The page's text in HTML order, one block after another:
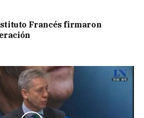
Francés firmaron